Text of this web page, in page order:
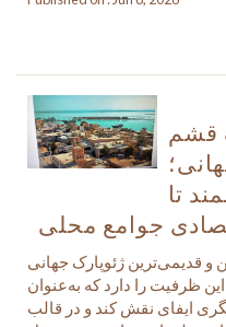
قشم
تا
جوامع محلی
و قدیمی‌ترین ژئوپارک جهانی
ظرفیت را دارد که به‌عنوان
ایفای نقش کند و در قالب